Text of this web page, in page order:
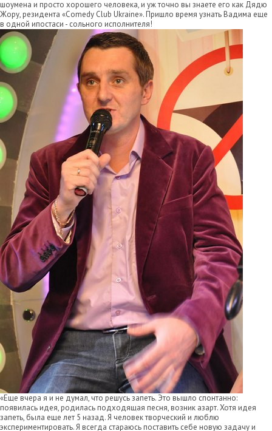
шоумена и просто хорошего человека, и уж точно вы знаете его как Дядю
Жору, резидента «Comedy Club Ukraine». Пришло время узнать Вадима еще
в одной ипостаси - сольного исполнителя!
«Еще вчера я и не думал, что решусь запеть. Это вышло спонтанно:
появилась идея, родилась подходящая песня, возник азарт. Хотя идея
запеть, была еще лет 5 назад. Я человек творческий и люблю
экспериментировать. Я всегда стараюсь поставить себе новую задачу и